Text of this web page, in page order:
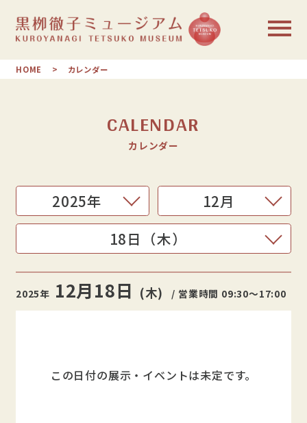
HOME カレンダー
CALENDAR
カレンダー
2025年 12月18日 (木) / 営業時間 09:30〜17:00
この日付の展示・イベントは未定です。